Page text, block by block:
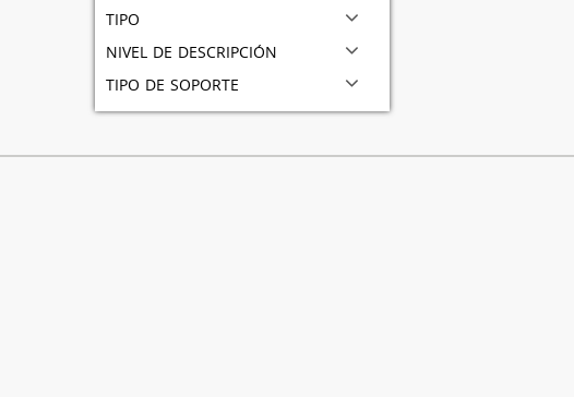
tipo
nivel de descripción
tipo de soporte